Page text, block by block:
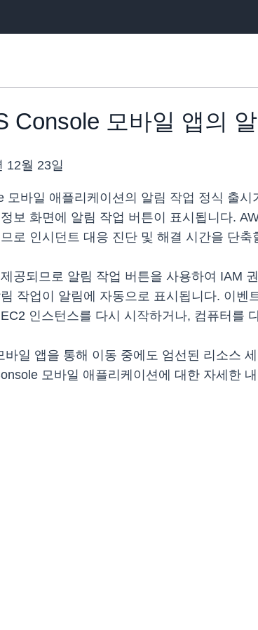
Console 모바일 앱의
12월 23일
모바일 애플리케이션의 알림 작업 정식 출
보 화면에 알림 작업 버튼이 표시됩니다.
로 인시던트 대응 진단 및 해결 시간을 단축
공되므로 알림 작업 버튼을 사용하여 IAM
작업이 알림에 자동으로 표시됩니다. 이
인스턴스를 다시 시작하거나, 컴퓨터를
바일 앱을 통해 이동 중에도 엄선된 리소스
모바일 애플리케이션에 대한 자세한